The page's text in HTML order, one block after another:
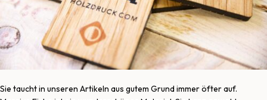
Sie taucht in unseren Artikeln aus gutem Grund immer öfter auf.